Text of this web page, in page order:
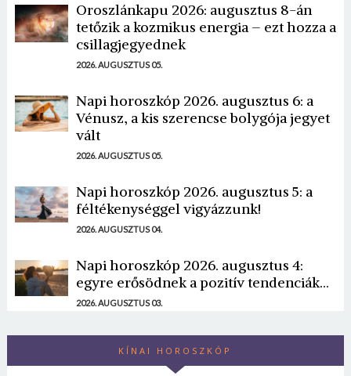
Oroszlánkapu 2026: augusztus 8-án
tetőzik a kozmikus energia – ezt hozza a
csillagjegyednek
2026. AUGUSZTUS 05.
Napi horoszkóp 2026. augusztus 6: a
Vénusz, a kis szerencse bolygója jegyet
vált
2026. AUGUSZTUS 05.
Napi horoszkóp 2026. augusztus 5: a
féltékenységgel vigyázzunk!
2026. AUGUSZTUS 04.
Napi horoszkóp 2026. augusztus 4:
egyre erősödnek a pozitív tendenciák...
2026. AUGUSZTUS 03.
KÍNAI HOROSZKÓP